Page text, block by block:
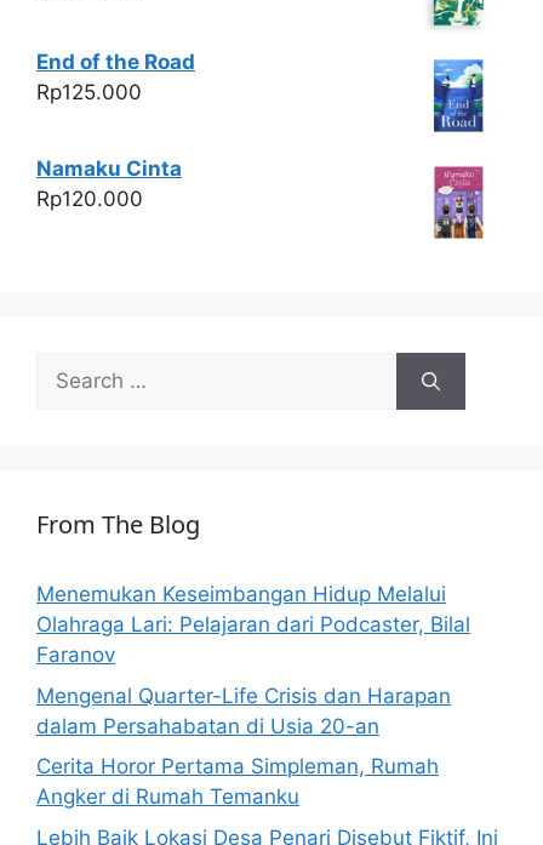
End of the Road
Rp125.000
Namaku Cinta
Rp120.000
Search
for:
From The Blog
Menemukan Keseimbangan Hidup Melalui
Olahraga Lari: Pelajaran dari Podcaster, Bilal
Faranov
Mengenal Quarter-Life Crisis dan Harapan
dalam Persahabatan di Usia 20-an
Cerita Horor Pertama Simpleman, Rumah
Angker di Rumah Temanku
Lebih Baik Lokasi Desa Penari Disebut Fiktif, Ini